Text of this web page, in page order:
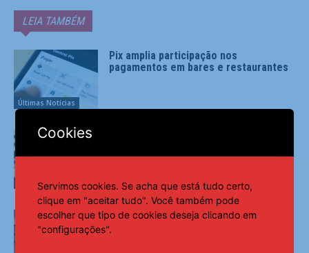
LEIA TAMBÉM
Últimas Notícias
Pix amplia participação nos
pagamentos em bares e restaurantes
Últimas Notícias
Petrobras tem lucro líquido de R$ 52,4
Cookies
Servimos cookies. Se acha que está tudo certo,
clique em "aceitar tudo". Você também pode
escolher que tipo de cookies deseja clicando em
"configurações".